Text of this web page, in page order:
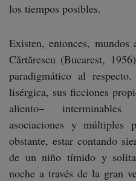
los tiempos posibles.
Existen, entonces,
Cărtărescu (Bucarest,
paradigmático al
lisérgica, sus ficciones
aliento– interminables
asociaciones y múltiples
obstante, estar contando
de un niño tímido y
noche a través de la gran